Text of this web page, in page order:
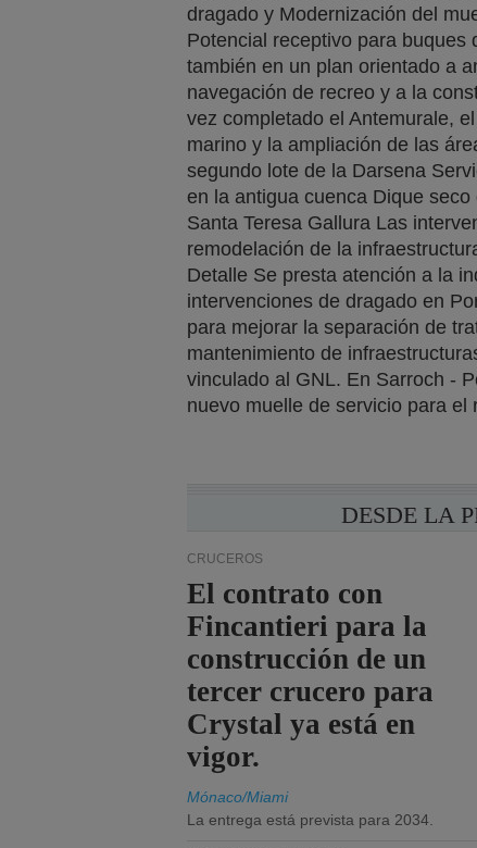
dragado y Modernización del
Potencial receptivo para buques
también en un plan orientado a
navegación de recreo y a la
vez completado el Antemurale,
marino y la ampliación de las
segundo lote de la Darsena
en la antigua cuenca Dique
Santa Teresa Gallura Las
remodelación de la
Detalle Se presta atención a la
intervenciones de dragado en
para mejorar la separación de
mantenimiento de
vinculado al GNL. En Sarroch -
nuevo muelle de servicio para el
DESDE LA
CRUCEROS
El contrato con
Fincantieri para la
construcción de un
tercer crucero para
Crystal ya está en
vigor.
Mónaco/Miami
La entrega está prevista para 2034.